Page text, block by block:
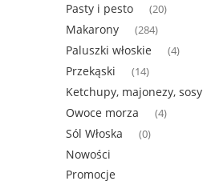
Pasty i pesto (20)
Makarony (284)
Paluszki włoskie (4)
Przekąski (14)
Ketchupy, majonezy, sosy
Owoce morza (4)
Sól Włoska (0)
Nowości
Promocje